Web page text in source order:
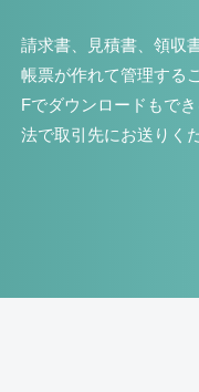
請求書、見積書、領収
帳票が作れて管理する
Fでダウンロードもで
法で取引先にお送りく